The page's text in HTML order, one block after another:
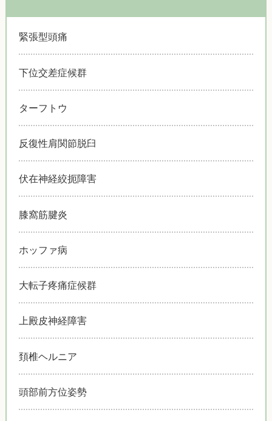
緊張型頭痛
下位交差症候群
ターフトウ
反復性肩関節脱臼
伏在神経絞扼障害
膝窩筋腱炎
ホッファ病
大転子疼痛症候群
上殿皮神経障害
頚椎ヘルニア
頭部前方位姿勢